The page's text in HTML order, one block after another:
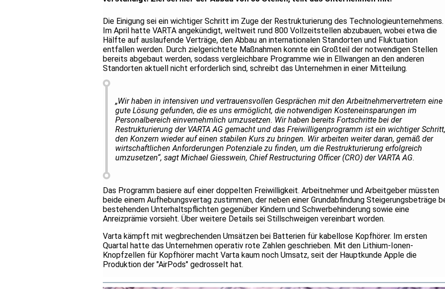
Die Einigung sei ein wichtiger Schritt im Zuge der Restrukturierung des Technologieunternehmens.
Im April hatte VARTA angekündigt, weltweit rund 800 Vollzeitstellen abzubauen, wobei etwa die
Hälfte auf auslaufende Verträge, den Abbau an internationalen Standorten und Fluktuation
entfallen werden. Durch zielgerichtete Maßnahmen konnte ein Großteil der notwendigen Stellen
bereits abgebaut werden, sodass vergleichbare Programme wie in Ellwangen an den anderen
Standorten aktuell nicht erforderlich sind, schreibt das Unternehmen in einer Mitteilung.
„Wir haben in intensiven und vertrauensvollen Gesprächen mit den Arbeitnehmervertretern eine
gute Lösung gefunden, die es uns ermöglicht, die notwendigen Kosteneinsparungen im
Personalbereich einvernehmlich umzusetzen. Wir haben bereits Fortschritte bei der
Restrukturierung der VARTA AG gemacht und das Freiwilligenprogramm ist ein wichtiger Schritt,
den Konzern wieder auf einen stabilen Kurs zu bringen. Wir arbeiten weiter daran, gemäß der
wirtschaftlichen Anforderungen Potenziale zu finden, um die Restrukturierung erfolgreich
umzusetzen“, sagt Michael Giesswein, Chief Restructuring Officer (CRO) der VARTA AG.
Das Programm basiere auf einer doppelten Freiwilligkeit. Arbeitnehmer und Arbeitgeber müssten
beide einem Aufhebungsvertag zustimmen, der neben einer Grundabfindung Steigerungsbeträge
bestehenden Unterhaltspflichten gegenüber Kindern und Schwerbehinderung sowie eine
Anreizprämie vorsieht. Über weitere Details sei Stillschweigen vereinbart worden.
Varta kämpft mit wegbrechenden Umsätzen bei Batterien für kabellose Kopfhörer. Im ersten
Quartal hatte das Unternehmen operativ rote Zahlen geschrieben. Mit den Lithium-Ionen-
Knopfzellen für Kopfhörer macht Varta kaum noch Umsatz, seit der Hauptkunde Apple die
Produktion der "AirPods" gedrosselt hat.